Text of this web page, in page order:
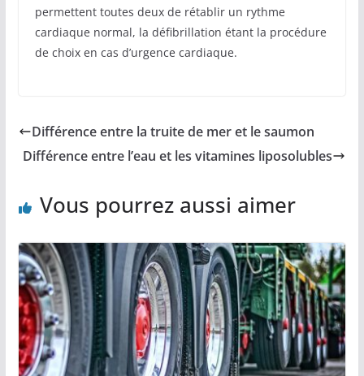
permettent toutes deux de rétablir un rythme
cardiaque normal, la défibrillation étant la procédure
de choix en cas d’urgence cardiaque.
Différence entre la truite de mer et le saumon
Différence entre l’eau et les vitamines liposolubles
Vous pourrez aussi aimer